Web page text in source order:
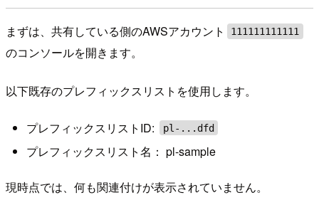
まずは、共有している側のAWSアカウント 111111111111
のコンソールを開きます。
以下既存のプレフィックスリストを使用します。
プレフィックスリストID: pl-...dfd
プレフィックスリスト名： pl-sample
現時点では、何も関連付けが表示されていません。